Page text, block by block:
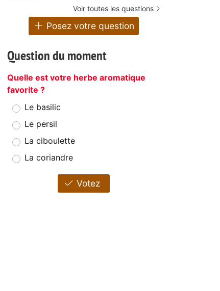
Voir toutes les questions
Posez votre question
Question du moment
Quelle est votre herbe aromatique
favorite ?
Le basilic
Le persil
La ciboulette
La coriandre
Votez